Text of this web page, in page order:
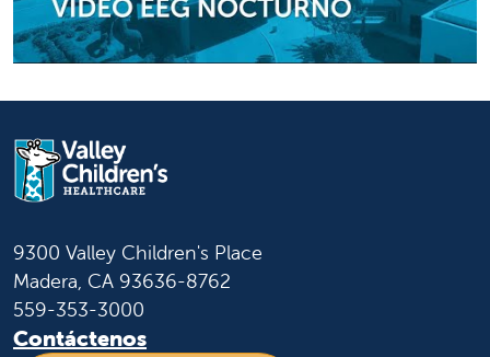
9300 Valley Children's Place
Madera, CA 93636-8762
559-353-3000
Contáctenos